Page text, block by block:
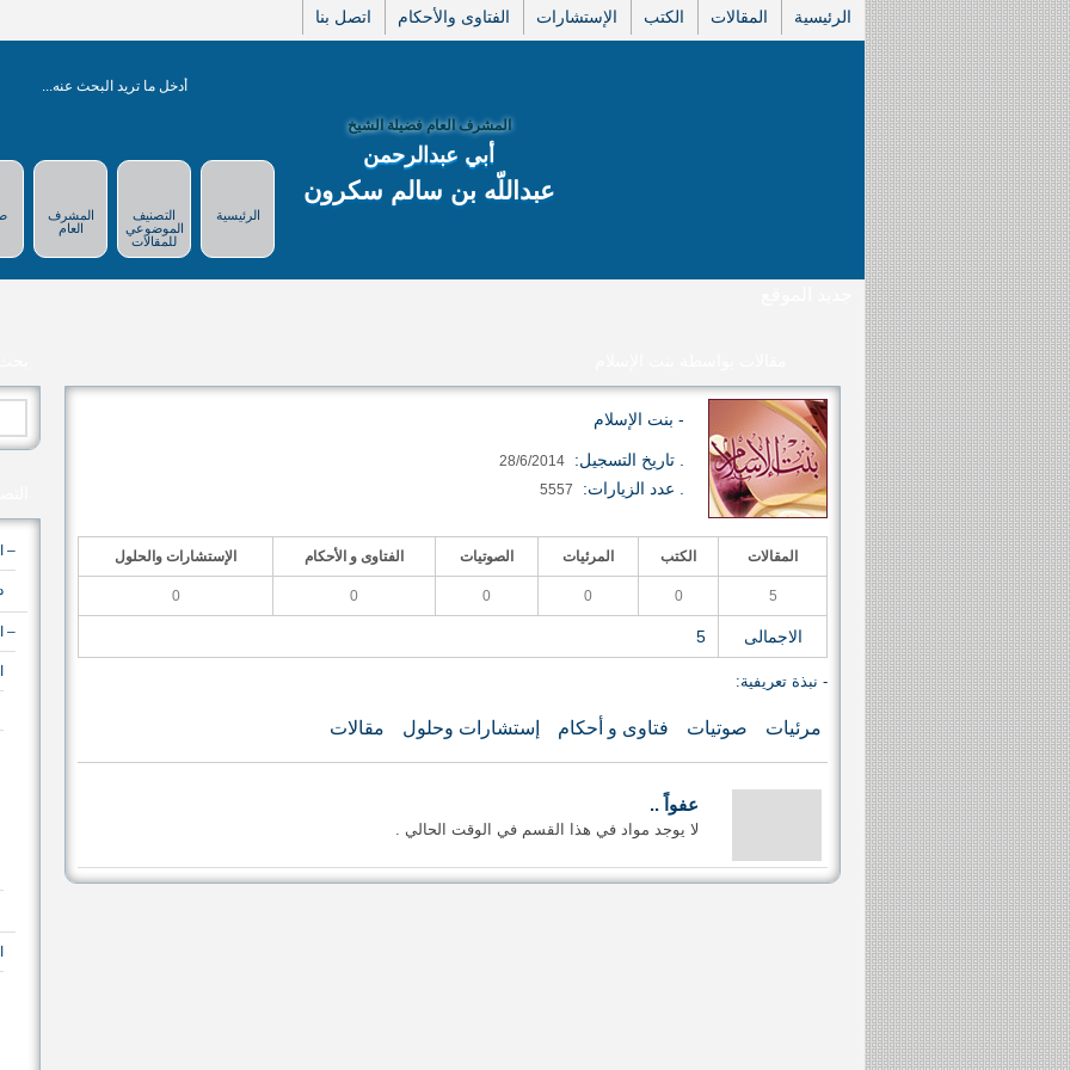
الرئيسية المقالات الكتب الإستشارات الفتاوى والأحكام اتصل بنا
الرئيسية
التصنيف
الموضوعي
للمقالات
المشرف
العام
المشرف العام فضيلة الشيخ
أبي عبدالرحمن
عبداللّه بن سالم سكرون
–
–
- بنت الإسلام
. تاريخ التسجيل:
. عدد الزيارات:
المقالات الكتب المرئيات الصوتيات الفتاوى و الأحكام الإستشارات والحلول
5
0
0
0
0
0
الاجمالى 5
- نبذة تعريفية:
مرئيات صوتيات فتاوى و أحكام إستشارات وحلول مقالات
عفواً ..
لا يوجد مواد في هذا القسم في الوقت الحالي .